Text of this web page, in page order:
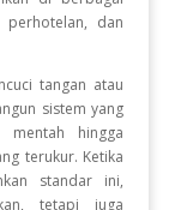
dan
tangan atau
sistem yang
hingga
terukur. Ketika
standar ini,
tetapi juga